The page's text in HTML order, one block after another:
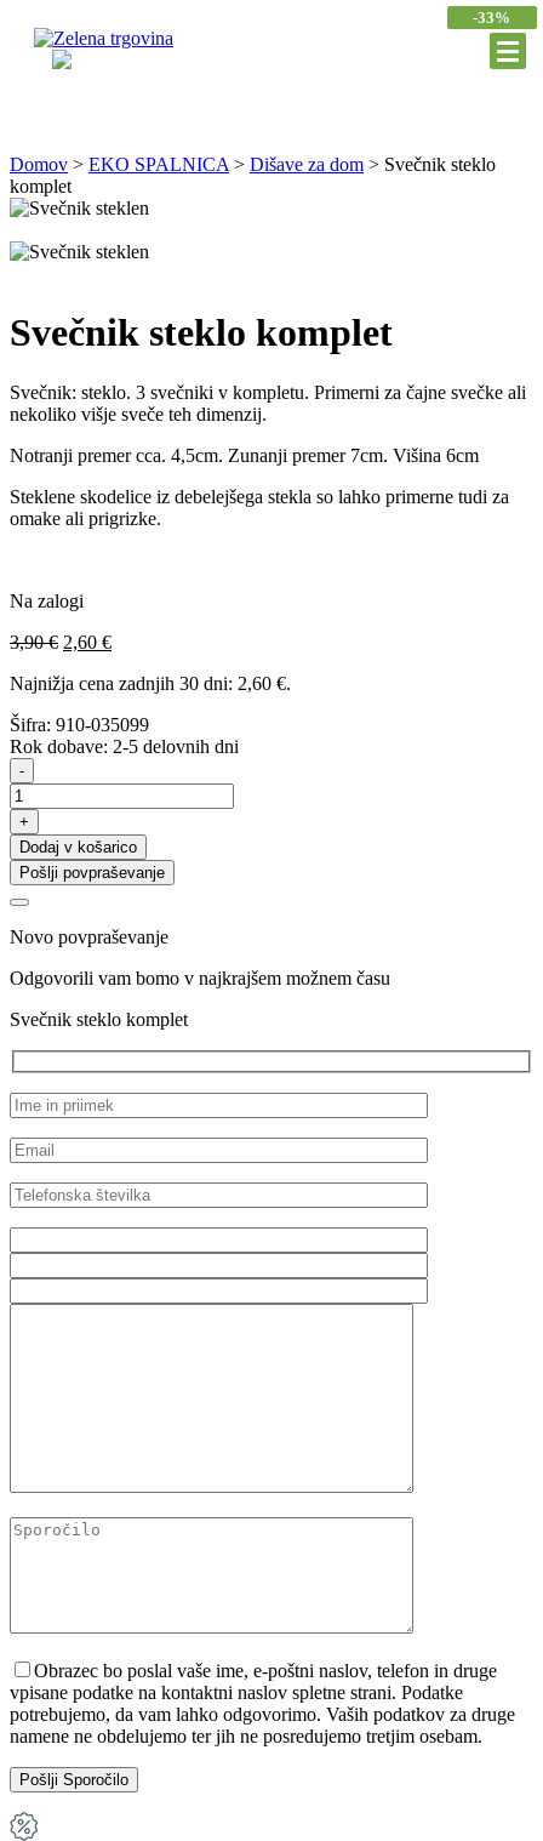
Domov > EKO SPALNICA > Dišave za dom > Svečnik steklo
komplet
-33%
Svečnik steklo komplet
Svečnik: steklo. 3 svečniki v kompletu. Primerni za čajne svečke ali
nekoliko višje sveče teh dimenzij.
Notranji premer cca. 4,5cm. Zunanji premer 7cm. Višina 6cm
Steklene skodelice iz debelejšega stekla so lahko primerne tudi za
omake ali prigrizke.
Na zalogi
3,90€ Izvirna
je
3,90 €.
2,60 €Trenutna
je:
Najnižja cena zadnjih 30 dni: 2,60 €.
Šifra: 910-035099
Rok dobave: 2-5 delovnih dni
Svečnik
steklo
komplet
količina
-
+
Dodaj v košarico
Pošlji povpraševanje
Novo povpraševanje
Odgovorili vam bomo v najkrajšem možnem času
Svečnik steklo komplet
Obrazec bo poslal vaše ime, e-poštni naslov, telefon in druge
vpisane podatke na kontaktni naslov spletne strani. Podatke
potrebujemo, da vam lahko odgovorimo. Vaših podatkov za druge
namene ne obdelujemo ter jih ne posredujemo tretjim osebam.